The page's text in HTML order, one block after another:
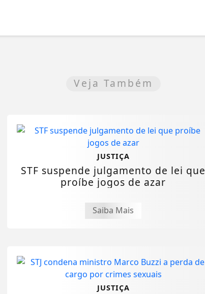
Veja Também
JUSTIÇA
STF suspende julgamento de lei que
proíbe jogos de azar
Saiba Mais
JUSTIÇA